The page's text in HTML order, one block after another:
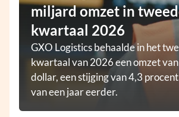
miljard omzet in
kwartaal 2026
GXO Logistics behaalde in het
kwartaal van 2026 een omzet
dollar, een stijging van 4,3
van een jaar eerder.